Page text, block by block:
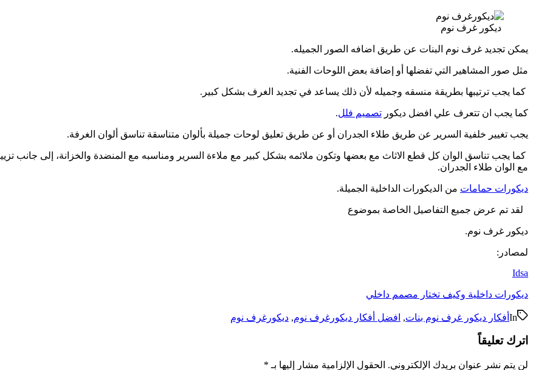
ديكور غرف نوم
يمكن تجديد غرف نوم البنات عن طريق اضافه الصور الجميله.
مثل صور المشاهير التي تفضلها أو إضافة بعض اللوحات الفنية.
كما يجب ترتيبها بطريقة منسقه وجميله لأن ذلك يساعد في تجديد الغرف بشكل كبير.
كما يجب ان تتعرف علي افضل ديكور تصميم فلل.
يجب تغيير خلفية السرير عن طريق طلاء الجدران أو عن طريق تعليق لوحات جميلة بألوان متناسقة تناسق ألوان الغرفة.
كما يجب تناسق الوان كل قطع الاثاث مع بعضها وتكون ملائمه بشكل كبير مع ملاءة السرير ومناسبه مع المنضدة والخزانة، إلى جانب
مع الوان طلاء الجدران.
ديكورات حمامات من الديكورات الداخلية الجميلة.
لقد تم عرض جميع التفاصيل الخاصة بموضوع
ديكور غرف نوم.
لمصادر:
Idsa
ديكورات داخلية وكيف تختار مصمم داخلي
In أفكار ديكور غرف نوم بنات, افضل أفكار ديكورغرف نوم, ديكورغرف نوم
اترك تعليقاً
لن يتم نشر عنوان بريدك الإلكتروني. الحقول الإلزامية مشار إليها بـ *